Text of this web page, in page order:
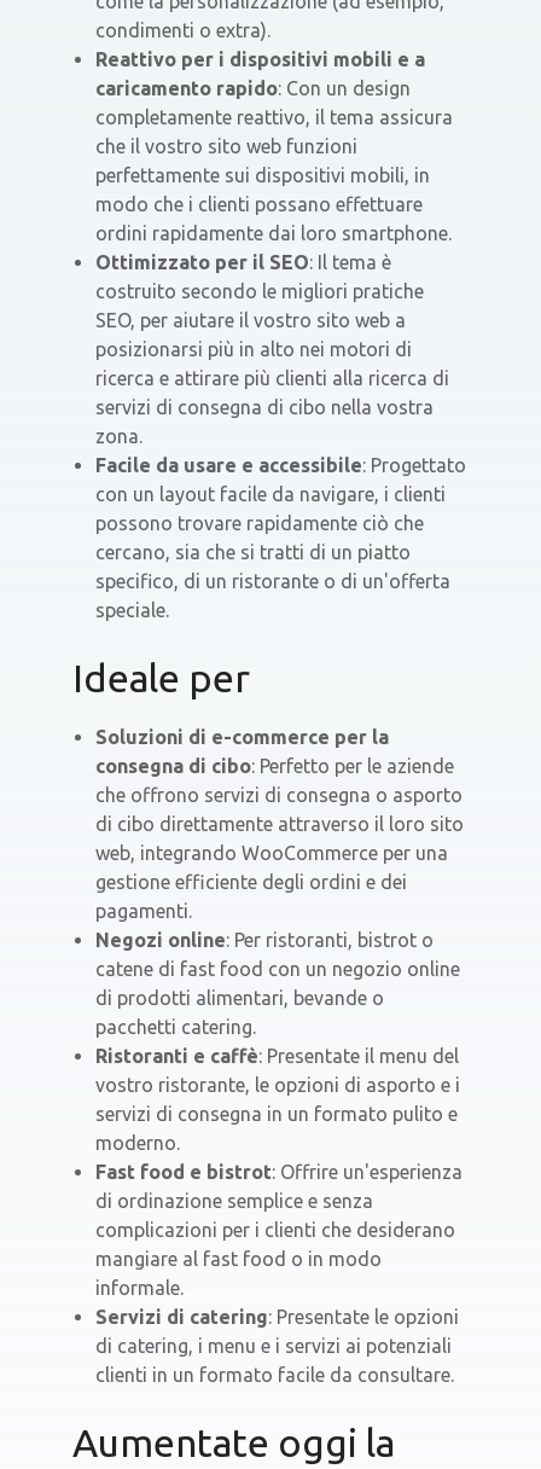
condimenti o extra).
Reattivo per i dispositivi mobili e a
caricamento rapido: Con un design
completamente reattivo, il tema assicura
che il vostro sito web funzioni
perfettamente sui dispositivi mobili, in
modo che i clienti possano effettuare
ordini rapidamente dai loro smartphone.
Ottimizzato per il SEO: Il tema è
costruito secondo le migliori pratiche
SEO, per aiutare il vostro sito web a
posizionarsi più in alto nei motori di
ricerca e attirare più clienti alla ricerca di
servizi di consegna di cibo nella vostra
zona.
Facile da usare e accessibile: Progettato
con un layout facile da navigare, i clienti
possono trovare rapidamente ciò che
cercano, sia che si tratti di un piatto
specifico, di un ristorante o di un'offerta
speciale.
Ideale per
Soluzioni di e-commerce per la
consegna di cibo: Perfetto per le aziende
che offrono servizi di consegna o asporto
di cibo direttamente attraverso il loro sito
web, integrando WooCommerce per una
gestione efficiente degli ordini e dei
pagamenti.
Negozi online: Per ristoranti, bistrot o
catene di fast food con un negozio online
di prodotti alimentari, bevande o
pacchetti catering.
Ristoranti e caffè: Presentate il menu del
vostro ristorante, le opzioni di asporto e i
servizi di consegna in un formato pulito e
moderno.
Fast food e bistrot: Offrire un'esperienza
di ordinazione semplice e senza
complicazioni per i clienti che desiderano
mangiare al fast food o in modo
informale.
Servizi di catering: Presentate le opzioni
di catering, i menu e i servizi ai potenziali
clienti in un formato facile da consultare.
Aumentate oggi la